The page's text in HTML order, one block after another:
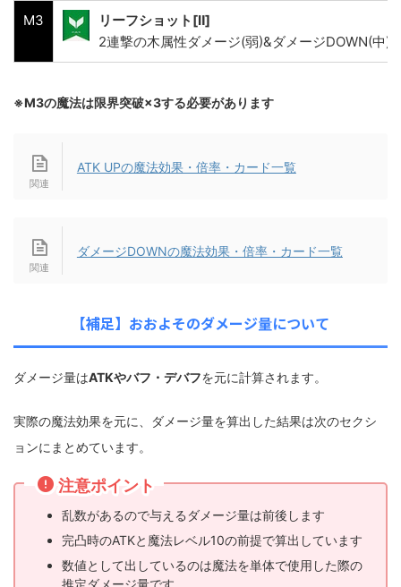
M3
リーフショット[Ⅱ]
2連撃の木属性ダメージ(弱)&ダメージDOWN(中
※M3の魔法は限界突破×3する必要があります
ATK UPの魔法効果・倍率・カード一覧
ダメージDOWNの魔法効果・倍率・カード一覧
【補足】おおよそのダメージ量について
ダメージ量はATKやバフ・デバフを元に計算されます。
実際の魔法効果を元に、ダメージ量を算出した結果は次のセクシ
ョンにまとめています。
注意ポイント
乱数があるので与えるダメージ量は前後します
完凸時のATKと魔法レベル10の前提で算出しています
数値として出しているのは魔法を単体で使用した際の
推定ダメージ量です